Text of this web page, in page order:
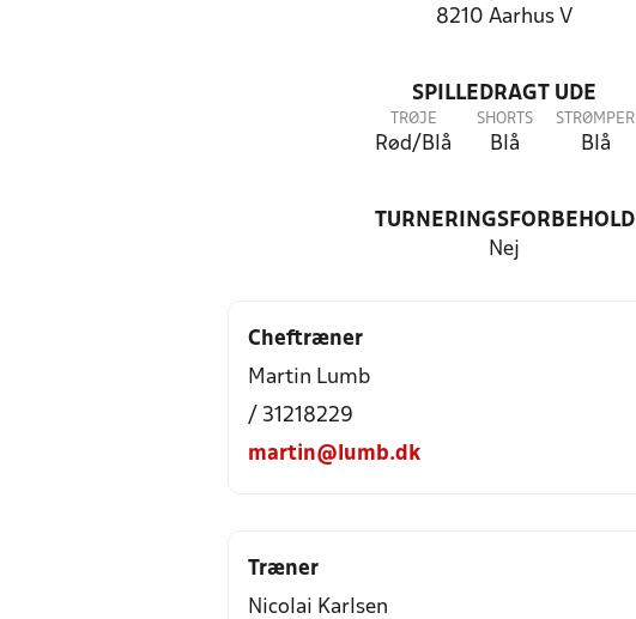
8210 Aarhus V
SPILLEDRAGT UDE
TRØJE
Rød/Blå
SHORTS
Blå
STRØMPER
Blå
TURNERINGSFORBEHOLD
Nej
Cheftræner
Martin Lumb
/ 31218229
martin@lumb.dk
Træner
Nicolai Karlsen